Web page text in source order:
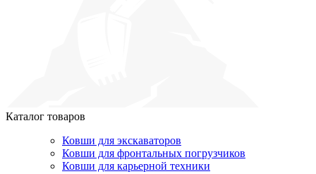
Каталог товаров
Ковши для экскаваторов
Ковши для фронтальных погрузчиков
Ковши для карьерной техники